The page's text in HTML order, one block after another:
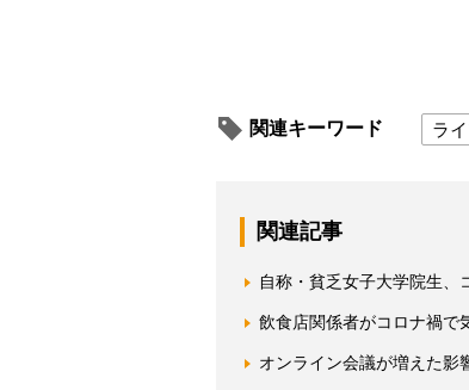
関連キーワード ラ
関連記事
自称・貧乏女子大学院生、
飲食店関係者がコロナ禍で
オンライン会議が増えた